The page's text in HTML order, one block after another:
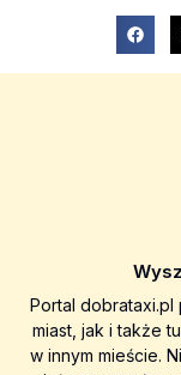
Portal dobrataxi.pl
miast, jak i także
w innym mieście.